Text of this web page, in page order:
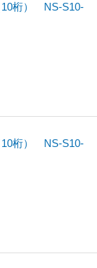
10桁） NS-S10-
10桁） NS-S10-